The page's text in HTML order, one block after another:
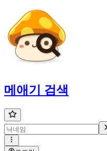
메애기 검색